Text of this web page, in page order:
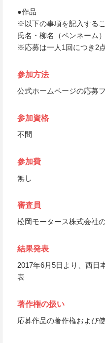
●作品
※以下の事項を記入する
氏名・柳名（ペンネーム
※応募は一人1回につき2
参加方法
公式ホームページの応募
参加資格
不問
参加費
無し
審査員
松岡モータース株式会社
結果発表
2017年6月5日より、西日
表
著作権の扱い
応募作品の著作権および